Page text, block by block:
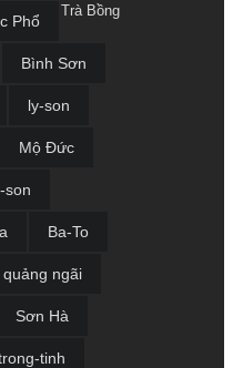
Phổ
Bình Sơn
ly-son
Mộ Đức
son
Ba-To
ngãi
Sơn Hà
tinh
Trà Bồng